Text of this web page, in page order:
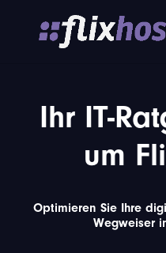
Ihr IT-
um
Optimieren Sie Ihre
Wegweiser